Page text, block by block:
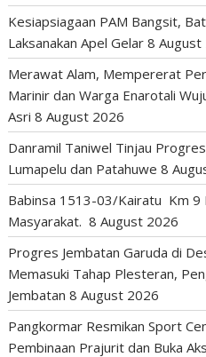
Kesiapsiagaan PAM Bangsit,
Laksanakan Apel Gelar 8 August
Merawat Alam, Mempererat
Marinir dan Warga Enarotali
Asri 8 August 2026
Danramil Taniwel Tinjau
Lumapelu dan Patahuwe 8
Babinsa 1513-03/Kairatu Km 9
Masyarakat. 8 August 2026
Progres Jembatan Garuda di
Memasuki Tahap Plesteran,
Jembatan 8 August 2026
Pangkormar Resmikan Sport
Pembinaan Prajurit dan Buka